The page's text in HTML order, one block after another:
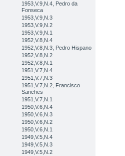
1953,V.9,N.4, Pedro da
Fonseca
1953,V.9,N.3
1953,V.9,N.2
1953,V.9,N.1
1952,V.8,N.4
1952,V.8,N.3, Pedro Hispano
1952,V.8,N.2
1952,V.8,N.1
1951,V.7,N.4
1951,V.7,N.3
1951,V.7,N.2, Francisco
Sanches
1951,V.7,N.1
1950,V.6,N.4
1950,V.6,N.3
1950,V.6,N.2
1950,V.6,N.1
1949,V.5,N.4
1949,V.5,N.3
1949,V.5,N.2